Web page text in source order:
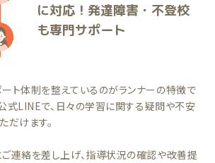
に対応！発達障害・不登校
も専門サポート
ト体制を整えているのがランナーの特徴で
式LINEで、日々の学習に関する疑問や不安
だけます。
連絡を差し上げ、指導状況の確認や改善提